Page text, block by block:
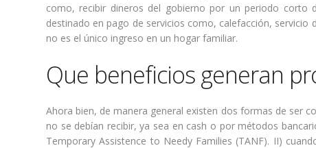
como, recibir dineros del gobierno por un periodo
destinado en pago de servicios como, calefacción,
no es el único ingreso en un hogar familiar.
Que beneficios generan
Ahora bien, de manera general existen dos formas de ser
no se debían recibir, ya sea en cash o por métodos
Temporary Assistence to Needy Families (TANF). II)